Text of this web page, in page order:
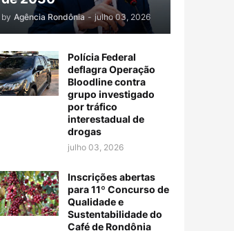
by Agência Rondônia - julho 03, 2026
Polícia Federal
deflagra Operação
Bloodline contra
grupo investigado
por tráfico
interestadual de
drogas
julho 03, 2026
Inscrições abertas
para 11º Concurso de
Qualidade e
Sustentabilidade do
Café de Rondônia